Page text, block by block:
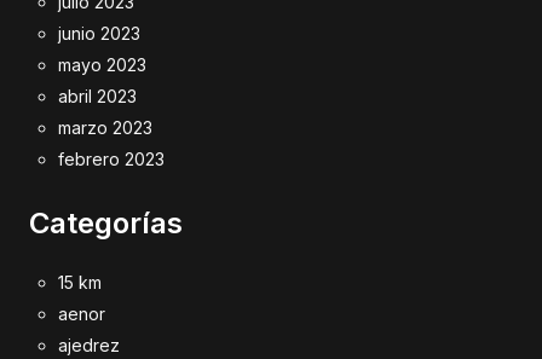
junio 2023
mayo 2023
abril 2023
marzo 2023
febrero 2023
Categorías
15 km
aenor
ajedrez